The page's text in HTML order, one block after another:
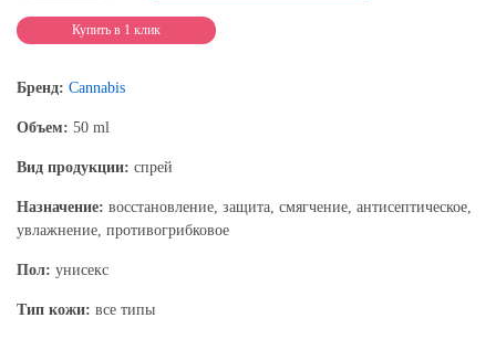
Купить в 1 клик
Бренд: Cannabis
Объем: 50 ml
Вид продукции: спрей
Назначение: восстановление, защита, смягчение, антисептическое,
увлажнение, противогрибковое
Пол: унисекс
Тип кожи: все типы